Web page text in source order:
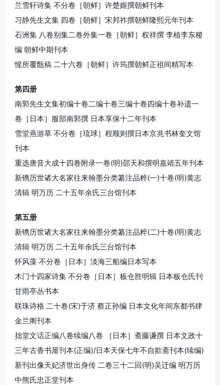
兰雪轩诗集 不分卷［朝鲜］许楚姬撰朝鲜刊本
习静先生文集 四卷［朝鲜］宋邦祚撰朝鲜隆熙元年刊本
石洲集 八卷别集二卷外集一卷［朝鲜］权祥撰 李植李东稷
编 朝鲜中期刊本
惺所覆甑稿 二十六卷［朝鲜］许筠撰朝鲜正祖间精写本
第四册
南郭先生文集初编十卷二编十卷三编十卷四编十卷补遗一
卷［日本］服部南郭撰 日本享保十二年刊本
雪堂燕游草 不分卷［琉球］程顺则撰日本京兆书林奎文馆
刊本
重选唐音大成十四卷附录一卷(明)邵天和撰明嘉靖五年刊本
新镌历世诸大名家往来翰墨分类纂注品粹(一)十卷(明)黄志
清辑 明万历 二十五年余氏三台馆刊本
第五册
新镌历世诸大名家往来翰墨分类纂注品粹(二)十卷(明)黄志
清辑 明万历 二十五年余氏三台馆刊本
怀风藻 不分卷［日本］淡海三船编日本写本
木门十四家诗集 不分卷［日本］板仓胜明辑 日本板仓氏刊
甘雨亭丛书本
联珠诗格 二十卷(宋)于济 蔡正孙编 日本文化年间东都书肆
金兰阁刊本
拙堂文话正编八卷续编八卷 ［日本］斋藤谦撰 日本文政十
三年古香书屋刊本(正编)/日本天保七年不自欺斋刊本(续编)
新刊出像天妃济世出身传 二卷三十二回(明)吴迁编 明万历
中熊氏忠正堂刊本